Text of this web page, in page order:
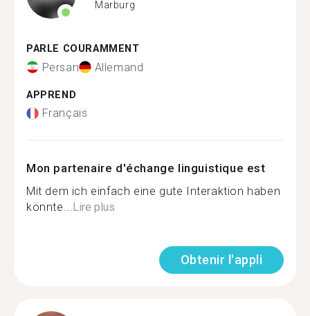
Marburg
PARLE COURAMMENT
Persan Allemand
APPREND
Français
Mon partenaire d'échange linguistique est
Mit dem ich einfach eine gute Interaktion haben
könnte...Lire plus
Obtenir l'appli